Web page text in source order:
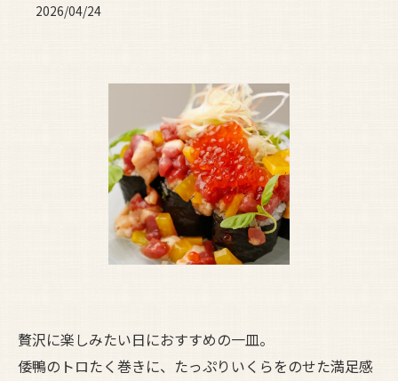
2026/04/24
贅沢に楽しみたい日におすすめの一皿。
倭鴨のトロたく巻きに、たっぷりいくらをのせた満足感